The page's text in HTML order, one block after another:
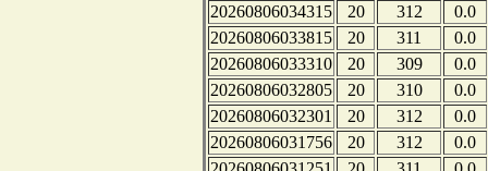
20260806034315
20 312
0.0
20260806033815
20 311
0.0
20260806033310
20 309
0.0
20260806032805
20 310
0.0
20260806032301
20 312
0.0
20260806031756
20 312
0.0